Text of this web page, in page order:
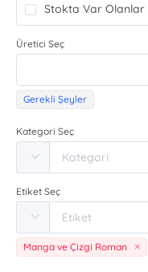
Stokta Var Olanlar
Üretici Seç
Gerekli Şeyler
Kategori Seç
Etiket Seç
Manga ve Çizgi Roman